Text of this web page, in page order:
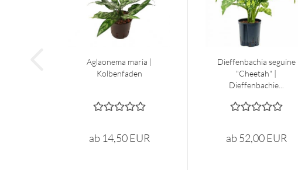
Aglaonema maria |
Kolbenfaden
ab 14,50 EUR
Dieffenbachia seguine
"Cheetah" |
Dieffenbachie...
ab 52,00 EUR